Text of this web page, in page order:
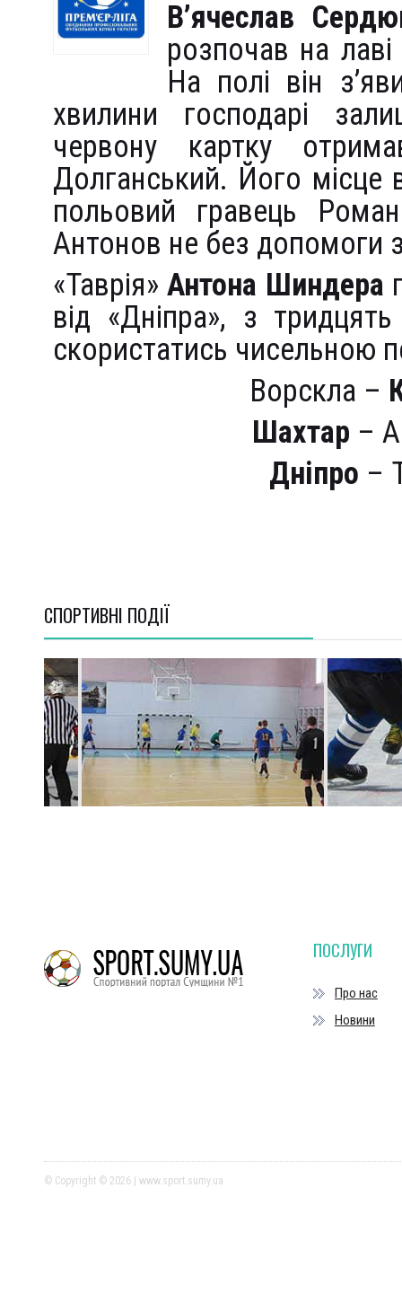
В’ячеслав
розпочав на
На полі він
хвилини господарі
червону картку
Долганський. Його місце
польовий гравець
Антонов не без допомоги
«Таврія»Антона Шиндера
від «Дніпра», з
скористатись чисельною
Ворскла –
Шахтар –
Дніпро –
СПОРТИВНI ПОДІЇ
ПОСЛУГИ
Про нас
Новини
© Copyright © 2026 | www.sport.sumy.ua